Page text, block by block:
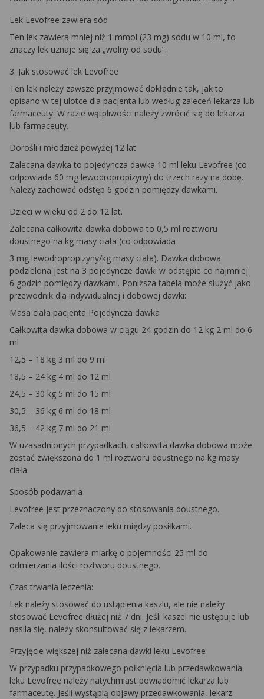
Lek Levofree zawiera sód
Ten lek zawiera mniej niż 1 mmol (23 mg) sodu w 10 ml, to
znaczy lek uznaje się za „wolny od sodu”.
3. Jak stosować lek Levofree
Ten lek należy zawsze przyjmować dokładnie tak, jak to
opisano w tej ulotce dla pacjenta lub według zaleceń lekarza lub
farmaceuty. W razie wątpliwości należy zwrócić się do lekarza
lub farmaceuty.
Dorośli i młodzież powyżej 12 lat
Zalecana dawka to pojedyncza dawka 10 ml leku Levofree (co
odpowiada 60 mg lewodropropizyny) do trzech razy na dobę.
Należy zachować odstęp 6 godzin pomiędzy dawkami.
Dzieci w wieku od 2 do 12 lat.
Zalecana całkowita dawka dobowa to 0,5 ml roztworu
doustnego na kg masy ciała (co odpowiada
3 mg lewodropropizyny/kg masy ciała). Dawka dobowa
podzielona jest na 3 pojedyncze dawki w odstępie co najmniej
6 godzin pomiędzy dawkami. Poniższa tabela może służyć jako
przewodnik dla indywidualnej i dobowej dawki:
Masa ciała pacjenta Pojedyncza dawka
Całkowita dawka dobowa w ciągu 24 godzin do 12 kg 2 ml do 6
ml
12,5 – 18 kg 3 ml do 9 ml
18,5 – 24 kg 4 ml do 12 ml
24,5 – 30 kg 5 ml do 15 ml
30,5 – 36 kg 6 ml do 18 ml
36,5 – 42 kg 7 ml do 21 ml
W uzasadnionych przypadkach, całkowita dawka dobowa może
zostać zwiększona do 1 ml roztworu doustnego na kg masy
ciała.
Sposób podawania
Levofree jest przeznaczony do stosowania doustnego.
Zaleca się przyjmowanie leku między posiłkami.
Opakowanie zawiera miarkę o pojemności 25 ml do
odmierzania ilości roztworu doustnego.
Czas trwania leczenia:
Lek należy stosować do ustąpienia kaszlu, ale nie należy
stosować Levofree dłużej niż 7 dni. Jeśli kaszel nie ustępuje lub
nasila się, należy skonsultować się z lekarzem.
Przyjęcie większej niż zalecana dawki leku Levofree
W przypadku przypadkowego połknięcia lub przedawkowania
leku Levofree należy natychmiast powiadomić lekarza lub
farmaceutę. Jeśli wystąpią objawy przedawkowania, lekarz